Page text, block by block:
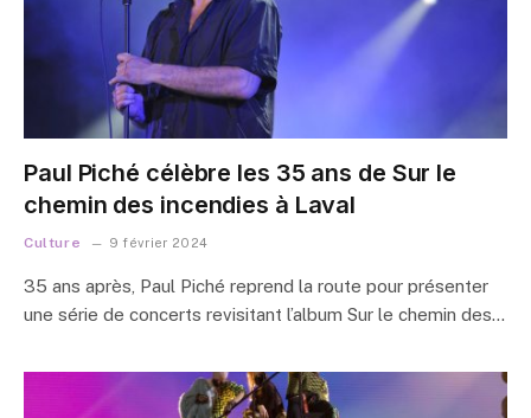
Paul Piché célèbre les 35 ans de Sur le
chemin des incendies à Laval
Culture 9 février 2024
35 ans après, Paul Piché reprend la route pour présenter
une série de concerts revisitant l’album Sur le chemin des…